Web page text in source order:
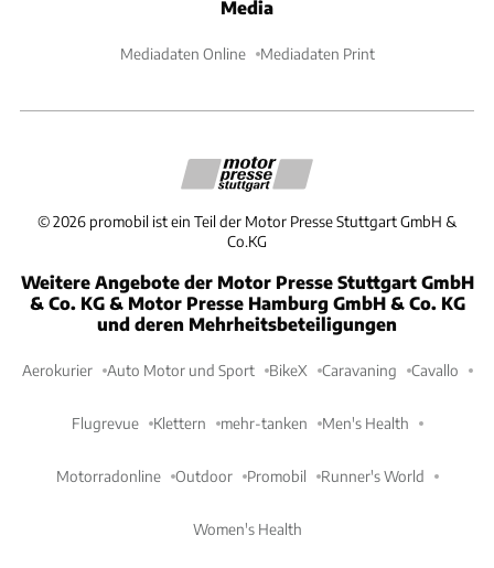
Media
Mediadaten Online Mediadaten Print
©2026 promobil ist ein Teil der Motor Presse Stuttgart GmbH &
Co.KG
Weitere Angebote der Motor Presse Stuttgart GmbH
& Co. KG & Motor Presse Hamburg GmbH & Co. KG
und deren Mehrheitsbeteiligungen
Aerokurier Auto Motor und Sport BikeX Caravaning Cavallo
Flugrevue Klettern mehr-tanken Men's Health
Motorradonline Outdoor Promobil Runner's World
Women's Health